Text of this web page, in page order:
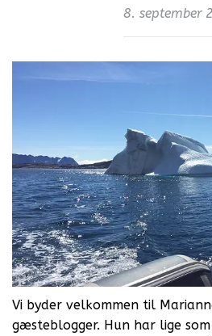
8. september
Vi byder velkommen til
gæsteblogger. Hun har lige